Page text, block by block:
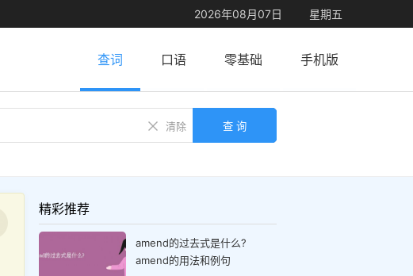
2026年08月07日 星期五
查词 口语 零基础 手机版
清除 查 询
精彩推荐
amend的过去式是什么?
amend的用法和例句